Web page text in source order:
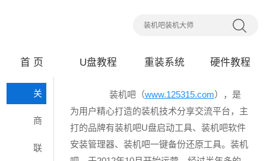
首 页 U盘教程 重装系统 硬件教程
关
商
务洽谈
联
装机吧（www.125315.com），是
为用户精心打造的装机技术分享交流平台，主
打的品牌有装机吧U盘启动工具、装机吧软件
安装管理器、装机吧一键备份还原工具。装机